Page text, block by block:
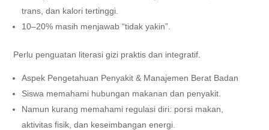
trans, dan kalori tertinggi.
10–20% masih menjawab “tidak yakin”.
Perlu penguatan literasi gizi praktis dan integratif.
Aspek Pengetahuan Penyakit & Manajemen Berat Badan
Siswa memahami hubungan makanan dan penyakit.
Namun kurang memahami regulasi diri: porsi makan,
aktivitas fisik, dan keseimbangan energi.